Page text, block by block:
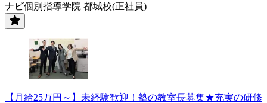
ナビ個別指導学院 都城校(正社員)
【月給25万円～】未経験歓迎！塾の教室長募集★充実の研修